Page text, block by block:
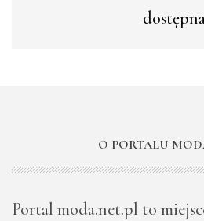
O PORTALU
Portal moda.net.pl to